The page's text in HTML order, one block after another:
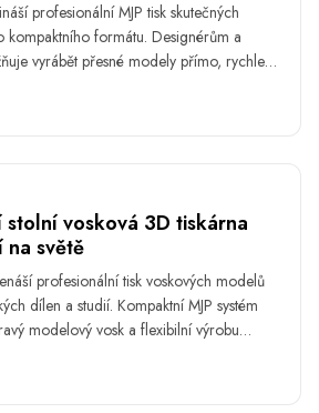
profesionální MJP tisk skutečných
kompaktního formátu. Designérům a
vyrábět přesné modely přímo, rychleji
vosková 3D tiskárna
světě
profesionální tisk voskových modelů
dílen a studií. Kompaktní MJP systém
modelový vosk a flexibilní výrobu